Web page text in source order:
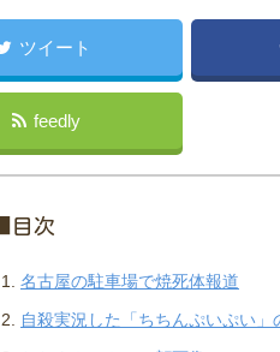
ツイート
feedly
■目次
名古屋の駐車場で焼死体報道
自殺実況した「ちちんぷいぷい」